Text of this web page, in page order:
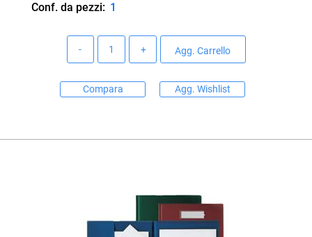
Conf. da pezzi: 1
Agg. Carrello
Compara Agg. Wishlist